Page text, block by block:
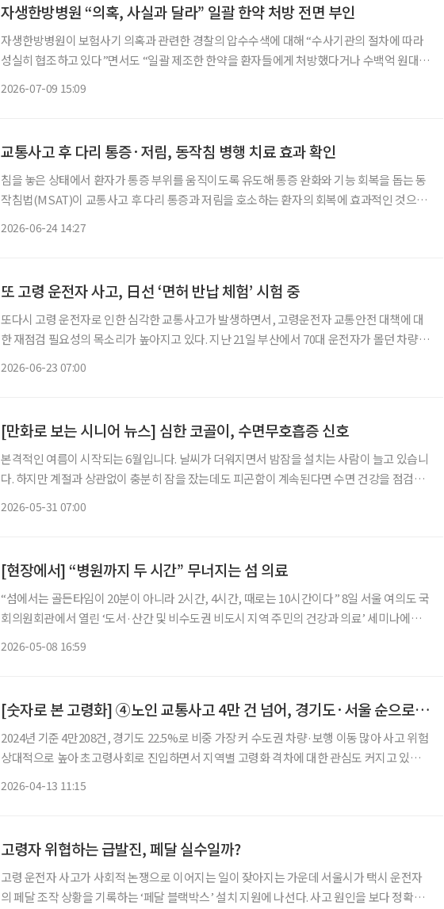
자생한방병원 “의혹, 사실과 달라” 일괄 한약 처방 전면 부인
자생한방병원이 보험사기 의혹과 관련한 경찰의 압수수색에 대해 “수사기관의 절차에 따라
성실히 협조하고 있다”면서도 “일괄 제조한 한약을 환자들에게 처방했다거나 수백억 원대
2026-07-09 15:09
교통사고 후 다리 통증·저림, 동작침 병행 치료 효과 확인
침을 놓은 상태에서 환자가 통증 부위를 움직이도록 유도해 통증 완화와 기능 회복을 돕는 동
작침법(MSAT)이 교통사고 후 다리 통증과 저림을 호소하는 환자의 회복에 효과적인 것으로
2026-06-24 14:27
또 고령 운전자 사고, 日선 ‘면허 반납 체험’ 시험 중
또다시 고령 운전자로 인한 심각한 교통사고가 발생하면서, 고령운전자 교통안전 대책에 대
한 재점검 필요성의 목소리가 높아지고 있다. 지난 21일 부산에서 70대 운전자가 몰던 차량이
2026-06-23 07:00
[만화로 보는 시니어 뉴스] 심한 코골이, 수면무호흡증 신호
본격적인 여름이 시작되는 6월입니다. 날씨가 더워지면서 밤잠을 설치는 사람이 늘고 있습니
다. 하지만 계절과 상관없이 충분히 잠을 잤는데도 피곤함이 계속된다면 수면 건강을 점검해
2026-05-31 07:00
[현장에서] “병원까지 두 시간” 무너지는 섬 의료
“섬에서는 골든타임이 20분이 아니라 2시간, 4시간, 때로는 10시간이다” 8일 서울 여의도 국
회의원회관에서 열린 ‘도서·산간 및 비수도권 비도시 지역 주민의 건강과 의료’ 세미나에서
2026-05-08 16:59
[숫자로 본 고령화] ④노인 교통사고 4만 건 넘어, 경기도·서울 순으로 최다
2024년 기준 4만208건, 경기도 22.5%로 비중 가장 커 수도권 차량·보행 이동 많아 사고 위험
상대적으로 높아 초고령사회로 진입하면서 지역별 고령화 격차에 대한 관심도 커지고 있다.
2026-04-13 11:15
고령자 위협하는 급발진, 페달 실수일까?
고령 운전자 사고가 사회적 논쟁으로 이어지는 일이 잦아지는 가운데 서울시가 택시 운전자
의 페달 조작 상황을 기록하는 ‘페달 블랙박스’ 설치 지원에 나선다. 사고 원인을 보다 정확하